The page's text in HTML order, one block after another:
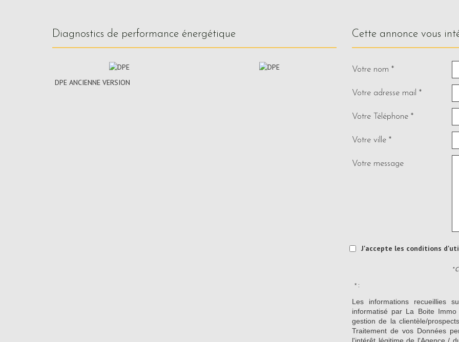
diagnostics de performance énergétique
DPE ANCIENNE VERSION
cette annonce vous
Votre nom *
Votre adresse mail *
Votre Téléphone *
Votre ville *
Votre message
J'accepte les conditions
*
* :
Les informations recueillies
informatisé par La Boite
gestion de la clientèle/
Traitement de vos Données